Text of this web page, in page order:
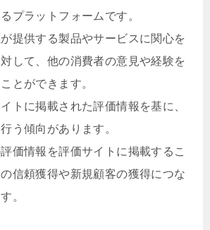
プラットフォームです。
提供する製品やサービスに関心を
して、他の消費者の意見や経験を
とができます。
トに掲載された評価情報を基に、
う傾向があります。
価情報を評価サイトに掲載するこ
信頼獲得や新規顧客の獲得につな
。